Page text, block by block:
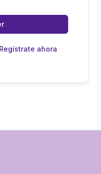
Regístrate ahora